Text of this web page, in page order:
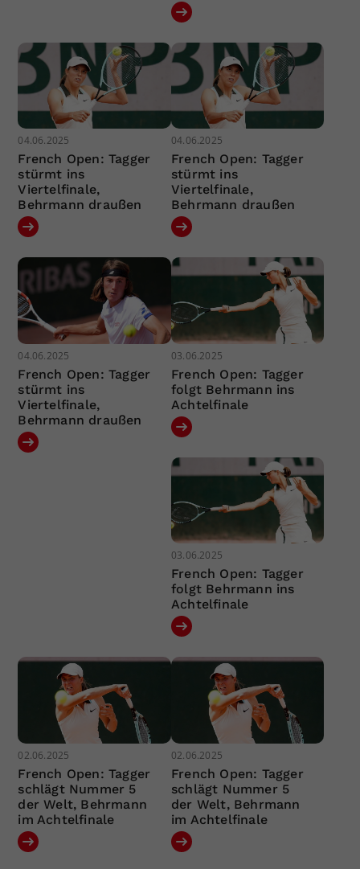
04.06.2025
French Open: Tagger
stürmt ins
Viertelfinale,
Behrmann draußen
04.06.2025
French Open: Tagger
stürmt ins
Viertelfinale,
Behrmann draußen
04.06.2025
French Open: Tagger
stürmt ins
Viertelfinale,
Behrmann draußen
03.06.2025
French Open: Tagger
folgt Behrmann ins
Achtelfinale
03.06.2025
French Open: Tagger
folgt Behrmann ins
Achtelfinale
02.06.2025
French Open: Tagger
schlägt Nummer 5
der Welt, Behrmann
im Achtelfinale
02.06.2025
French Open: Tagger
schlägt Nummer 5
der Welt, Behrmann
im Achtelfinale